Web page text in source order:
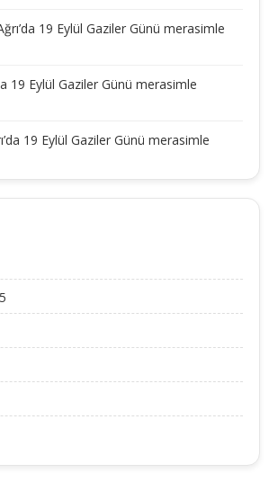
19 Eylül Gaziler Günü merasimle
19 Eylül Gaziler Günü merasimle
19 Eylül Gaziler Günü merasimle